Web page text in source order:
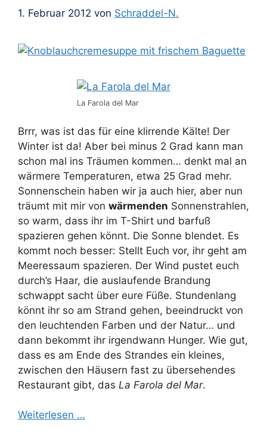
1. Februar 2012 von Schraddel-N.
La Farola del Mar
Brrr, was ist das für eine klirrende Kälte! Der
Winter ist da! Aber bei minus 2 Grad kann man
schon mal ins Träumen kommen… denkt mal an
wärmere Temperaturen, etwa 25 Grad mehr.
Sonnenschein haben wir ja auch hier, aber nun
träumt mit mir von wärmenden Sonnenstrahlen,
so warm, dass ihr im T-Shirt und barfuß
spazieren gehen könnt. Die Sonne blendet. Es
kommt noch besser: Stellt Euch vor, ihr geht am
Meeressaum spazieren. Der Wind pustet euch
durch’s Haar, die auslaufende Brandung
schwappt sacht über eure Füße. Stundenlang
könnt ihr so am Strand gehen, beeindruckt von
den leuchtenden Farben und der Natur… und
dann bekommt ihr irgendwann Hunger. Wie gut,
dass es am Ende des Strandes ein kleines,
zwischen den Häusern fast zu übersehendes
Restaurant gibt, das La Farola del Mar.
Weiterlesen …